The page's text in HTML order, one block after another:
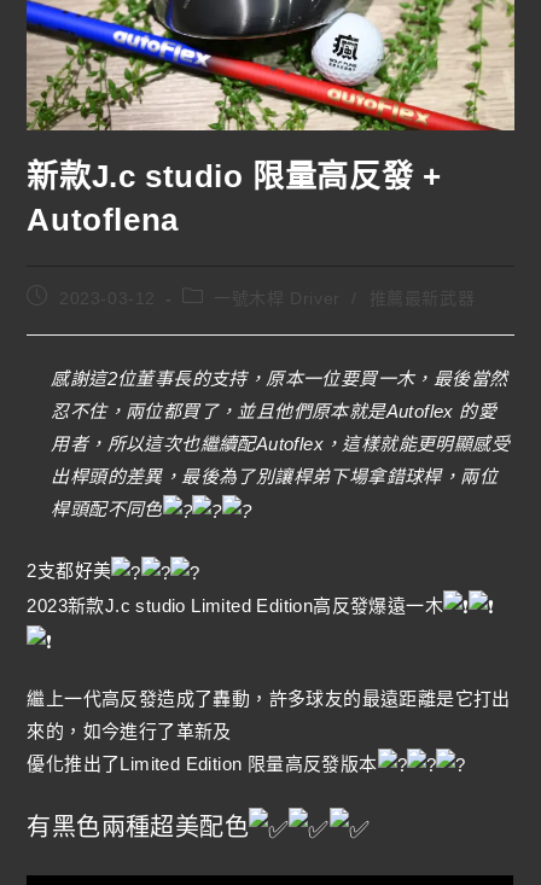
新款J.c studio 限量高反發 +
Autoflena
2023-03-12
感謝這2位董事長的支持，原本一位要買一木，最後當然
忍不住，兩位都買了，並且他們原本就是Autoflex 的愛
用者，所以這次也繼續配Autoflex，這樣就能更明顯感受
出桿頭的差異，最後為了別讓桿弟下場拿錯球桿，兩位
桿頭配不同色
2支都好美
2023新款J.c studio Limited Edition高反發爆遠一木
繼上一代高反發造成了轟動，許多球友的最遠距離是它打出
來的，如今進行了革新及
優化推出了Limited Edition 限量高反發版本
有黑色兩種超美配色